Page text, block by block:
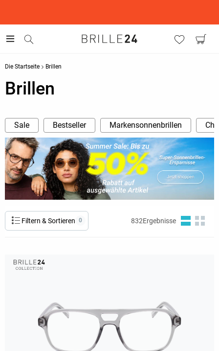
Die Startseite Brillen
Brillen
Sale Bestseller Markensonnenbrillen
Filtern & Sortieren 0 832Ergebnisse